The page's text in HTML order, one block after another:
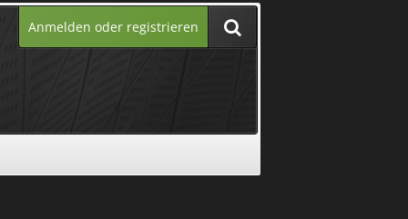
Anmelden oder registrieren